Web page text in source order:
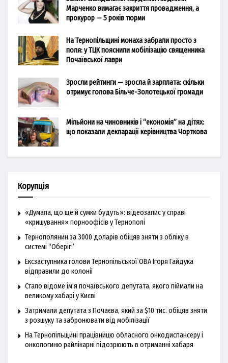
Марченко вимагає закриття провадження, а
прокурор — 5 років тюрми
На Тернопільщині монаха забрали просто з
поля: у ТЦК пояснили мобілізацію священника
Почаївської лаври
Зросли рейтинги — зросла й зарплата: скільки
отримує голова Більче-Золотецької громади
Мільйони на чиновників і “економія” на дітях:
що показали декларації керівництва Чорткова
Корупція
«Думала, що ще й сумки будуть»: відеозапис у справі
«кришування» порноофісів у Тернополі
Тернополянин за 3000 доларів обіцяв зняти з обліку в
системі “Оберіг”
Ексзаступника голови Тернопільської ОВА Ігоря Гайдука
відправили до колонії
Стало відоме ім’я почаївського депутата, якого піймали на
великому хабарі у Києві
Затримали депутата з Почаєва, який за $10 тис. обіцяв зняти
з розшуку та забронювати від мобілізації
На Тернопільщині працівницю обласного онкодиспансеру і
онкологиню райлікарні підозрюють в отриманні хабаря